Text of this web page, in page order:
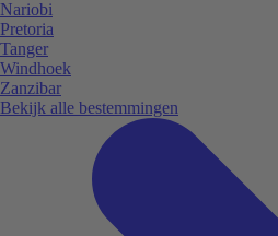
Nariobi
Pretoria
Tanger
Windhoek
Zanzibar
Bekijk alle bestemmingen